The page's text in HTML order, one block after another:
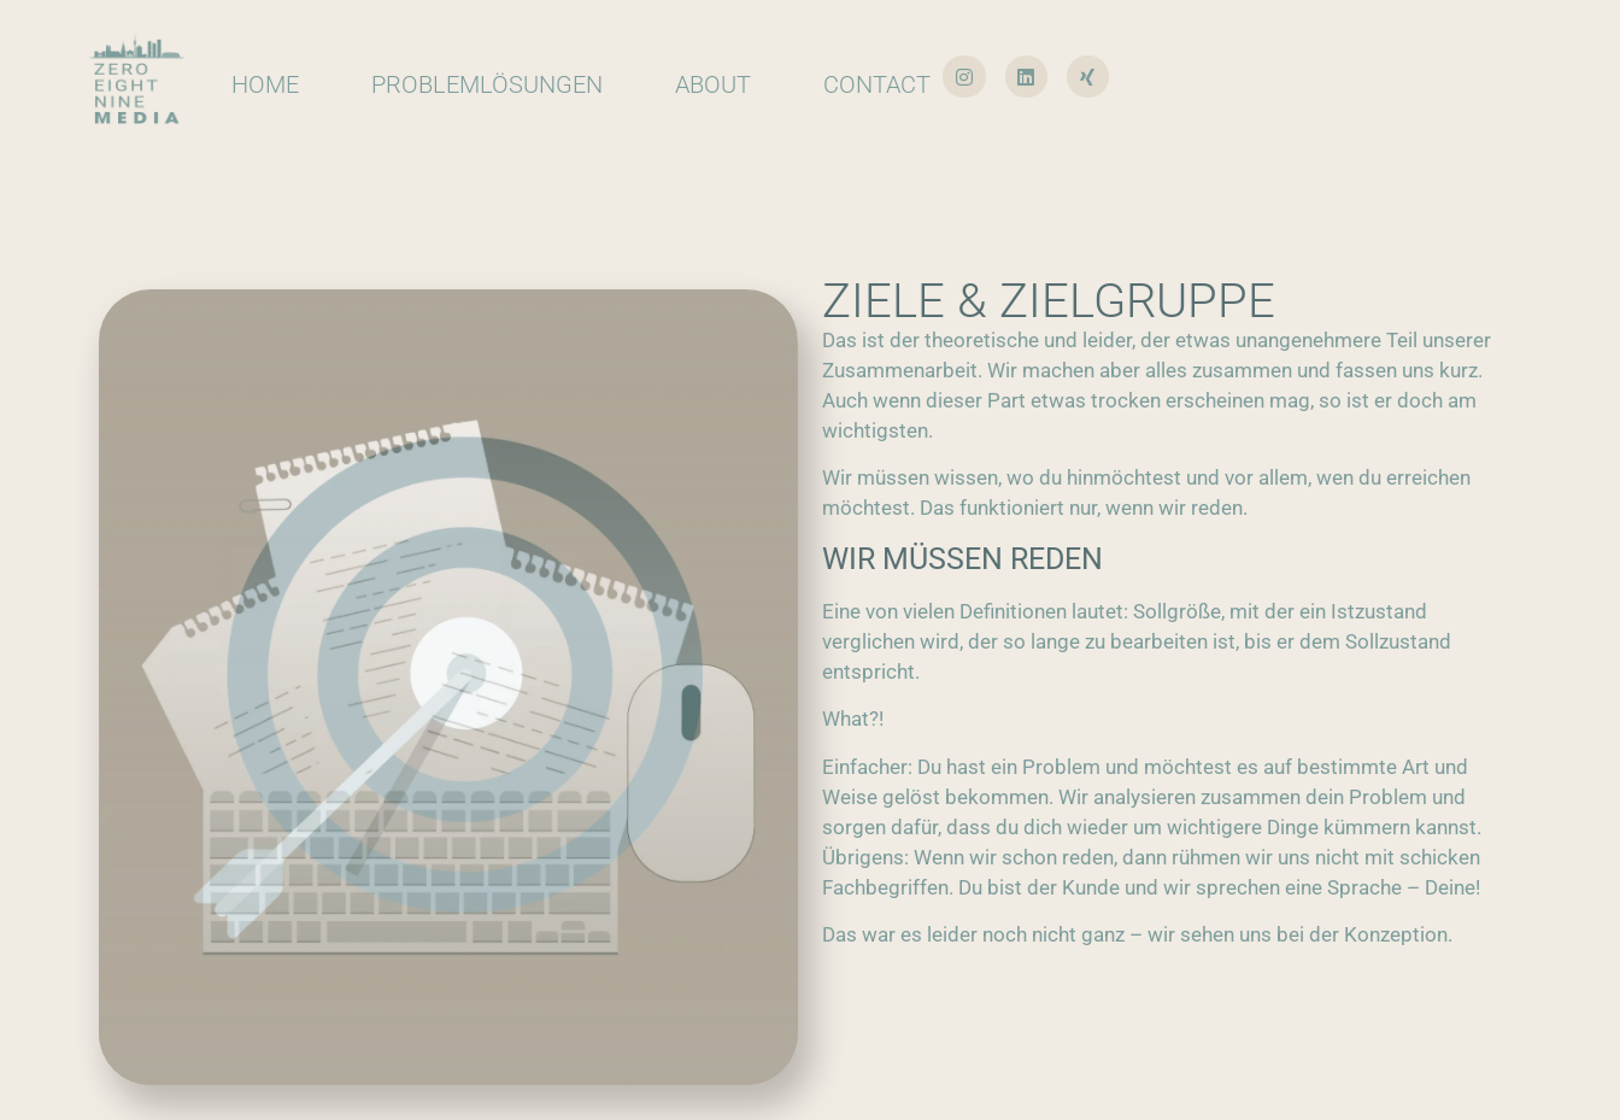
HOME PROBLEMLÖSUNGEN ABOUT CONTACT
ZIELE & ZIELGRUPPE
Das ist der theoretische und leider, der etwas unangenehmere Teil unserer
Zusammenarbeit. Wir machen aber alles zusammen und fassen uns kurz.
Auch wenn dieser Part etwas trocken erscheinen mag, so ist er doch am
wichtigsten.
Wir müssen wissen, wo du hinmöchtest und vor allem, wen du erreichen
möchtest. Das funktioniert nur, wenn wir reden.
WIR MÜSSEN REDEN
Eine von vielen Definitionen lautet: Sollgröße, mit der ein Istzustand
verglichen wird, der so lange zu bearbeiten ist, bis er dem Sollzustand
entspricht.
What?!
Einfacher: Du hast ein Problem und möchtest es auf bestimmte Art und
Weise gelöst bekommen. Wir analysieren zusammen dein Problem und
sorgen dafür, dass du dich wieder um wichtigere Dinge kümmern kannst.
Übrigens: Wenn wir schon reden, dann rühmen wir uns nicht mit schicken
Fachbegriffen. Du bist der Kunde und wir sprechen eine Sprache – Deine!
Das war es leider noch nicht ganz – wir sehen uns bei der Konzeption.